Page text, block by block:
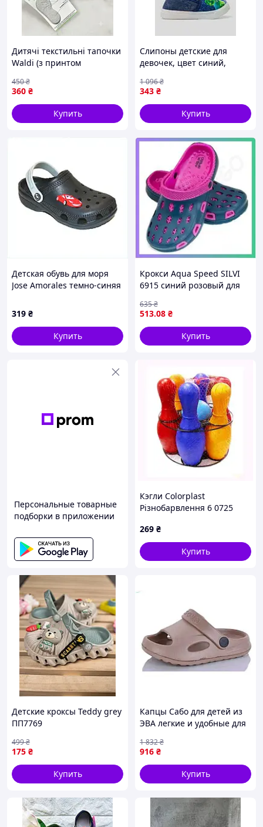
Дитячі текстильні тапочки
Waldi (з принтом
360 ₴
450₴
Купить
Слипоны детские для
девочек, цвет синий,
343 ₴
1 096₴
Купить
Детская обувь для моря
Jose Amorales темно-синяя
319 ₴
Купить
Крокси Aqua Speed SILVI
6915 синий розовый для
удобные для плавания
SKU_508-49
513.08 ₴
635₴
Купить
Персональные товарные
подборки в приложении
Кэгли Colorplast
Різнобарвлення 6 0725
269 ₴
Купить
Детские кроксы Teddy grey
ПП7769
175 ₴
499₴
Купить
Капцы Сабо для детей из
ЭВА легкие и удобные для
916 ₴
1 832₴
Купить